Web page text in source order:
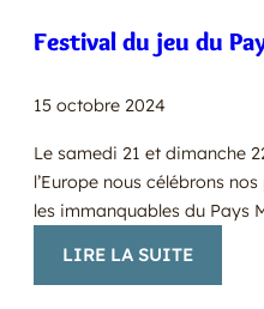
Festival du jeu du
15 octobre 2024
Le samedi 21 et dimanche
l’Europe nous célébrons
les immanquables du Pays
LIRE LA SUITE: